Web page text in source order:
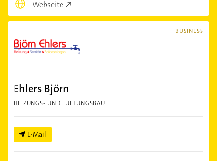
Webseite
BUSINESS
Ehlers Björn
HEIZUNGS- UND LÜFTUNGSBAU
E-Mail